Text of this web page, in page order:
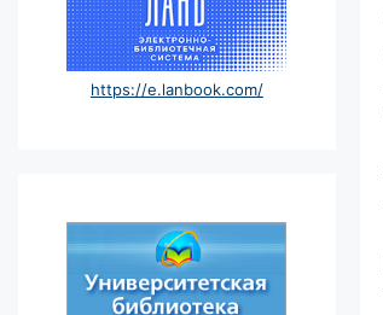
https://e.lanbook.com/